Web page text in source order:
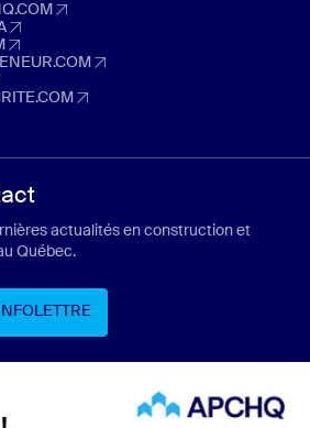
(Ouvre dans un nouvel onglet)
dans un nouvel onglet)
dans un nouvel onglet)
(Ouvre dans un nouvel onglet)
dans un nouvel onglet)
(Ouvre dans un nouvel onglet)
actualités en construction et
Québec.